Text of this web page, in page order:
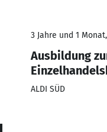
3 Jahre und 1
Ausbildung
ALDI SÜD